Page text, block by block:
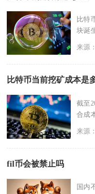
比特
块诞
来源
比特币当前挖矿成本是
截至
合成
来源
fil币会被禁止吗
国内